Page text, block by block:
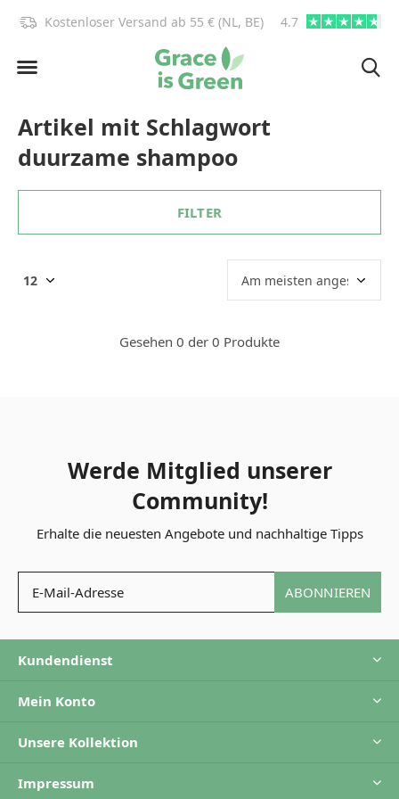
Kostenloser Versand ab 55 € (NL, BE) 4.7
Artikel mit Schlagwort
duurzame shampoo
FILTER
Gesehen 0 der 0 Produkte
Werde Mitglied unserer
Community!
Erhalte die neuesten Angebote und nachhaltige Tipps
ABONNIEREN
Kundendienst
Mein Konto
Unsere Kollektion
Impressum